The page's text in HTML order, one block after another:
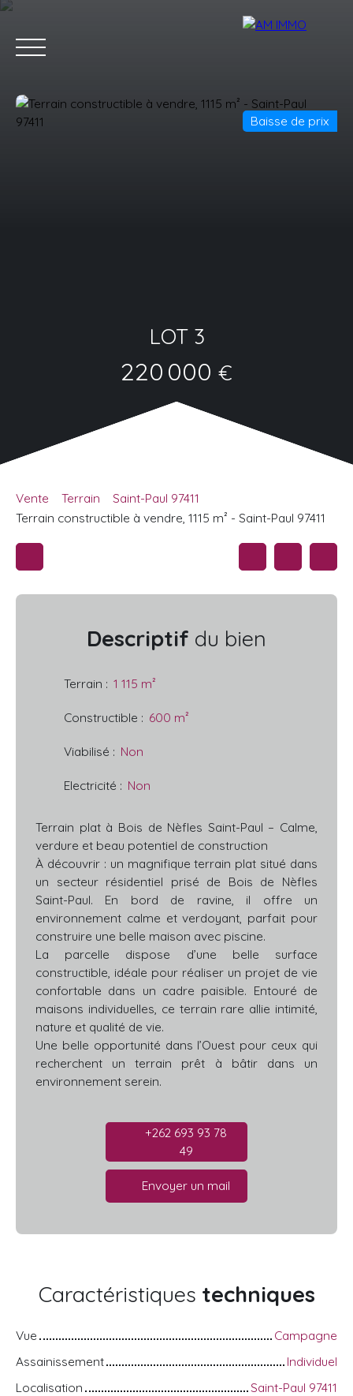
Baisse de prix
LOT 3
220 000 €
Vente Terrain
Saint-Paul 97411
Terrain constructible à vendre, 1115 m² - Saint-Paul 97411
Descriptif du bien
Terrain : 1 115 m²
Constructible : 600 m²
Viabilisé : Non
Electricité : Non
Terrain plat à Bois de Nèfles Saint-Paul – Calme,
verdure et beau potentiel de construction
À découvrir : un magnifique terrain plat situé dans
un secteur résidentiel prisé de Bois de Nèfles
Saint-Paul. En bord de ravine, il offre un
environnement calme et verdoyant, parfait pour
construire une belle maison avec piscine.
La parcelle dispose d’une belle surface
constructible, idéale pour réaliser un projet de vie
confortable dans un cadre paisible. Entouré de
maisons individuelles, ce terrain rare allie intimité,
nature et qualité de vie.
Une belle opportunité dans l’Ouest pour ceux qui
recherchent un terrain prêt à bâtir dans un
environnement serein.
+262 693 93 78
49
Envoyer un mail
Caractéristiques techniques
Vue
Campagne
Assainissement
Individuel
Localisation
Saint-Paul 97411